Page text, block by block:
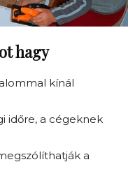
hagy
kínál
időre, a cégeknek
a